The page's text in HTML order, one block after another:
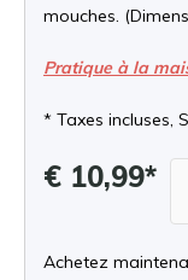
mouches.
Pratique à la
* Taxes incluses,
€ 10,99*
Achetez